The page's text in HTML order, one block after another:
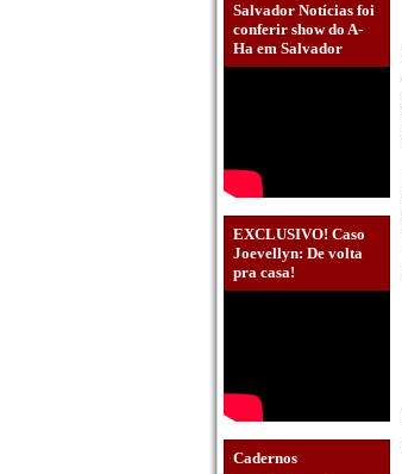
Salvador Notícias foi
conferir show do A-
Ha em Salvador
EXCLUSIVO! Caso
Joevellyn: De volta
pra casa!
Cadernos